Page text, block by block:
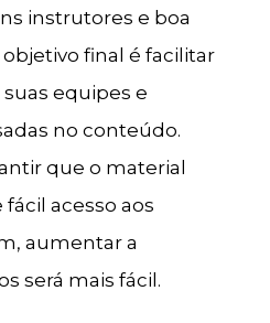
instrutores e boa
final é facilitar
equipes e
no conteúdo.
que o material
acesso aos
aumentar a
será mais fácil.